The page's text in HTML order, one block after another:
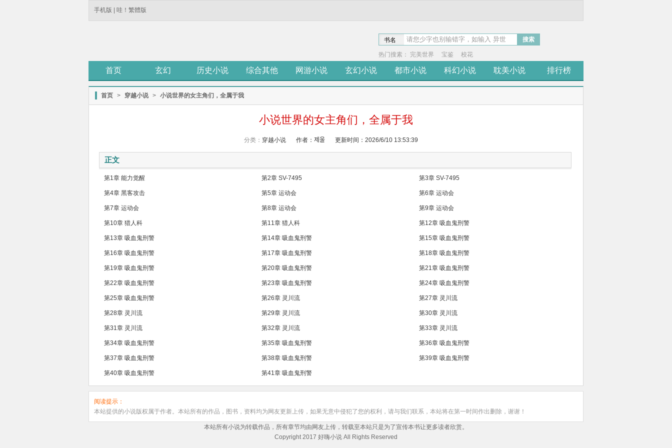
手机版 哇！繁體版
书名 搜索
热门搜素： 完美世界 宝鉴 校花
首页 玄幻 历史小说 综合其他 网游小说 玄幻小说 都市小说 科幻小说 耽美小说 排行榜
首页 > 穿越小说 > 小说世界的女主角们，全属于我
小说世界的女主角们，全属于我
分类： 穿越小说 作者：제울 更新时间：2026/6/10 13:53:39
正文
第1章 能力觉醒 第2章 SV-7495 第3章 SV-7495
第4章 黑客攻击 第5章 运动会 第6章 运动会
第7章 运动会 第8章 运动会 第9章 运动会
第10章 猎人科 第11章 猎人科 第12章 吸血鬼刑警
第13章 吸血鬼刑警 第14章 吸血鬼刑警 第15章 吸血鬼刑警
第16章 吸血鬼刑警 第17章 吸血鬼刑警 第18章 吸血鬼刑警
第19章 吸血鬼刑警 第20章 吸血鬼刑警 第21章 吸血鬼刑警
第22章 吸血鬼刑警 第23章 吸血鬼刑警 第24章 吸血鬼刑警
第25章 吸血鬼刑警 第26章 灵川流 第27章 灵川流
第28章 灵川流 第29章 灵川流 第30章 灵川流
第31章 灵川流 第32章 灵川流 第33章 灵川流
第34章 吸血鬼刑警 第35章 吸血鬼刑警 第36章 吸血鬼刑警
第37章 吸血鬼刑警 第38章 吸血鬼刑警 第39章 吸血鬼刑警
第40章 吸血鬼刑警 第41章 吸血鬼刑警
阅读提示：
本站提供的小说版权属于作者。本站所有的作品，图书，资料均为网友更新上传，如果无意中侵犯了您的权利，请与我们联系，本站将在第一时间作出删除，谢谢！
本站所有小说为转载作品，所有章节均由网友上传，转载至本站只是为了宣传本书让更多读者欣赏。
Copyright 2017 好嗨小说 All Rights Reserved